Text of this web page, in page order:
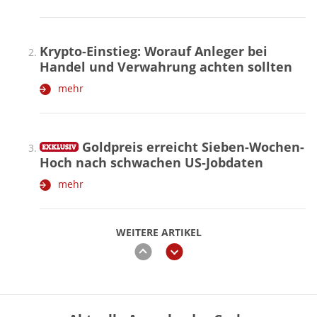
WEITERE ARTIKEL
zurückweiter
Krypto-Einstieg: Worauf Anleger bei
Handel und Verwahrung achten sollten
mehr
Goldpreis erreicht Sieben-Wochen-
Hoch nach schwachen US-Jobdaten
mehr